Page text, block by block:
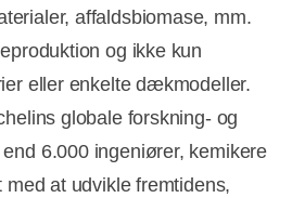
Annonce
affaldsbiomase, mm.
og ikke kun
eller enkelte dækmodeller.
globale forskning- og
6.000 ingeniører, kemikere
at udvikle fremtidens,